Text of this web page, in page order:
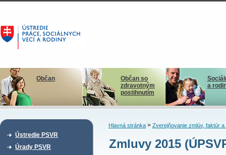
Občan
Občan so
zdravotným
postihnutím
a
Ústredie PSVR
Úrady PSVR
Hlavná stránka> Zverejňovanie zmlúv, faktúr a
Zmluvy 2015